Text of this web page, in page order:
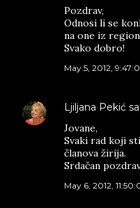
Pozdrav,
Odnosi li se
na one iz
Svako dobro!
May 5, 2012,
Ljiljana Pekić
Jovane,
Svaki rad koji
članova žirija.
Srdačan
May 6, 2012,